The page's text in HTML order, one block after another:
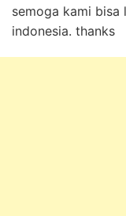
semoga kami bisa
indonesia. thanks